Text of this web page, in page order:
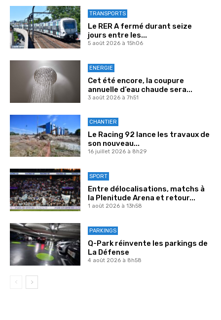
TRANSPORTS
Le RER A fermé durant seize
jours entre les...
5 août 2026 à 15h06
ENERGIE
Cet été encore, la coupure
annuelle d’eau chaude sera...
3 août 2026 à 7h51
CHANTIER
Le Racing 92 lance les travaux de
son nouveau...
16 juillet 2026 à 8h29
SPORT
Entre délocalisations, matchs à
la Plenitude Arena et retour...
1 août 2026 à 13h58
PARKINGS
Q-Park réinvente les parkings de
La Défense
4 août 2026 à 8h58